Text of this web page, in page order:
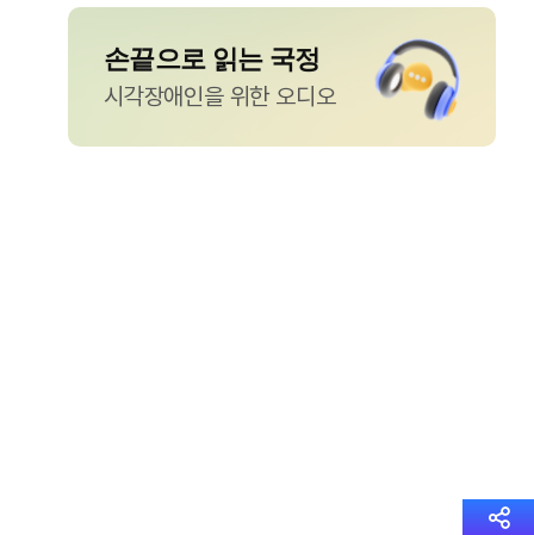
손끝으로 읽는 국정
시각장애인을 위한 오디오